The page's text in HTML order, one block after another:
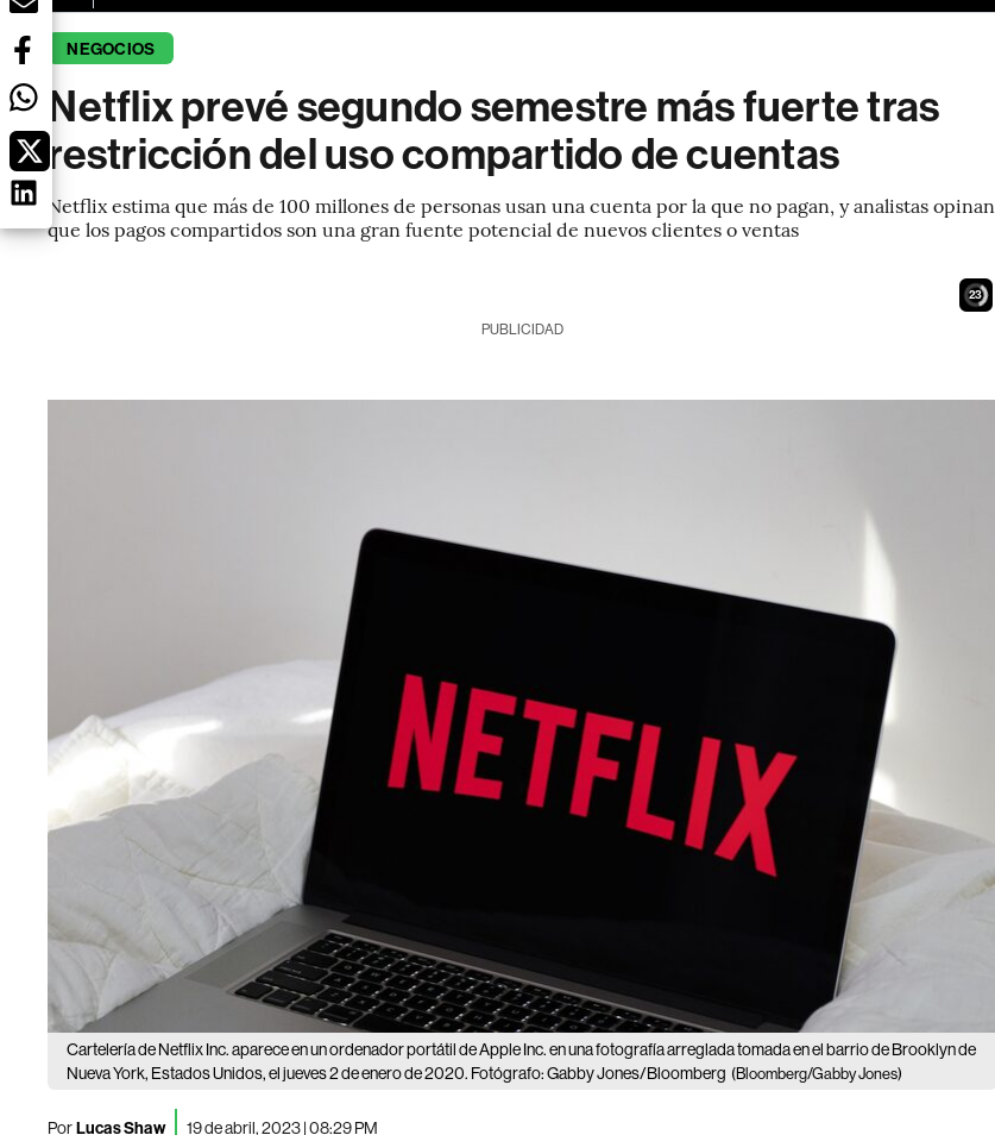
NEGOCIOS
Netflix prevé segundo semestre más fuerte tras
restricción del uso compartido de cuentas
Netflix estima que más de 100 millones de personas usan una cuenta por la que no pagan, y analistas opinan
que los pagos compartidos son una gran fuente potencial de nuevos clientes o ventas
22
PUBLICIDAD
Cartelería de Netflix Inc. aparece en un ordenador portátil de Apple Inc. en una fotografía arreglada tomada en el barrio de Brooklyn de
Nueva York, Estados Unidos, el jueves 2 de enero de 2020. Fotógrafo: Gabby Jones/Bloomberg (Bloomberg/Gabby Jones)
PorLucas Shaw 19 de abril, 2023 | 08:29 PM